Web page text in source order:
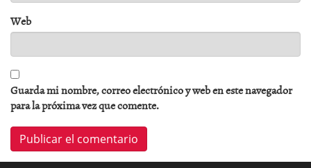
Web
Guarda mi nombre, correo electrónico y web en este navegador
para la próxima vez que comente.